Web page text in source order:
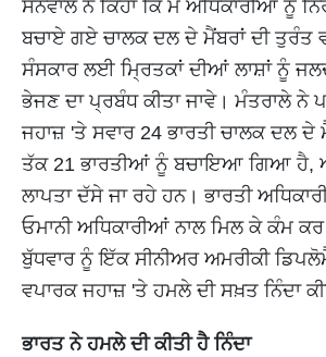
ਸੋਨੋਵਾਲ ਨੇ ਕਿਹਾ ਕਿ ਮੈਂ ਅਧਿਕਾਰੀਆਂ ਨੂੰ
ਬਚਾਏ ਗਏ ਚਾਲਕ ਦਲ ਦੇ ਮੈਂਬਰਾਂ ਦੀ ਤੁਰੰਤ
ਸੰਸਕਾਰ ਲਈ ਮ੍ਰਿਤਕਾਂ ਦੀਆਂ ਲਾਸ਼ਾਂ ਨੂੰ
ਭੇਜਣ ਦਾ ਪ੍ਰਬੰਧ ਕੀਤਾ ਜਾਵੇ। ਮੰਤਰਾਲੇ ਨੇ
ਜਹਾਜ਼ 'ਤੇ ਸਵਾਰ 24 ਭਾਰਤੀ ਚਾਲਕ ਦਲ ਦੇ
ਤੱਕ 21 ਭਾਰਤੀਆਂ ਨੂੰ ਬਚਾਇਆ ਗਿਆ ਹੈ,
ਲਾਪਤਾ ਦੱਸੇ ਜਾ ਰਹੇ ਹਨ। ਭਾਰਤੀ
ਓਮਾਨੀ ਅਧਿਕਾਰੀਆਂ ਨਾਲ ਮਿਲ ਕੇ ਕੰਮ
ਬੁੱਧਵਾਰ ਨੂੰ ਇੱਕ ਸੀਨੀਅਰ ਅਮਰੀਕੀ
ਵਪਾਰਕ ਜਹਾਜ਼ 'ਤੇ ਹਮਲੇ ਦੀ ਸਖ਼ਤ ਨਿੰਦਾ
ਭਾਰਤ ਨੇ ਹਮਲੇ ਦੀ ਕੀਤੀ ਹੈ ਨਿੰਦਾ